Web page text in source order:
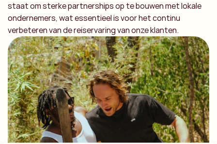
staat om sterke partnerships op te bouwen met lokale
ondernemers, wat essentieel is voor het continu
verbeteren van de reiservaring van onze klanten.